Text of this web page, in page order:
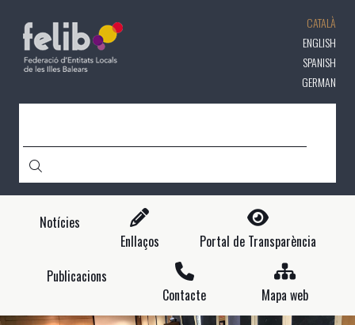
contingut
CATALÀ
ENGLISH
SPANISH
GERMAN
Notícies
Enllaços
Portal de Transparència
Publicacions
Contacte
Mapa web